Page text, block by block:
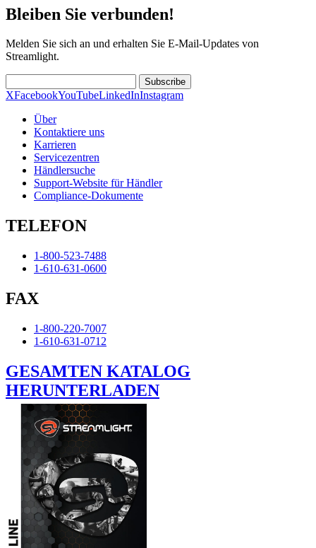
Bleiben Sie verbunden!
Melden Sie sich an und erhalten Sie E-Mail-Updates von
Streamlight.
Subscribe
XFacebookYouTubeLinkedInInstagram
Über
Kontaktiere uns
Karrieren
Servicezentren
Händlersuche
Support-Website für Händler
Compliance-Dokumente
TELEFON
1-800-523-7488
1-610-631-0600
FAX
1-800-220-7007
1-610-631-0712
GESAMTEN KATALOG
HERUNTERLADEN